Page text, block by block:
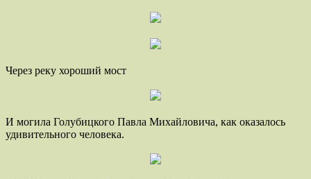
Через реку хороший мост
И могила Голубицкого Павла Михайловича, как оказалось
удивительного человека.